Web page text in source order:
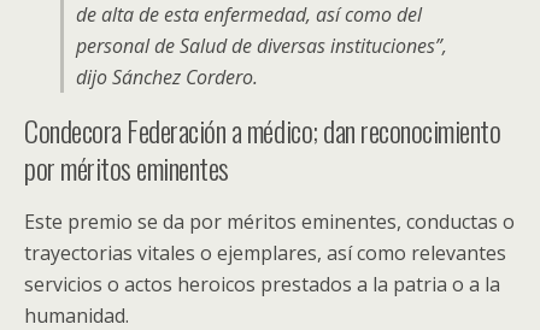
de alta de esta enfermedad, así como del
personal de Salud de diversas instituciones”,
dijo Sánchez Cordero.
Condecora Federación a médico; dan reconocimiento
por méritos eminentes
Este premio se da por méritos eminentes, conductas o
trayectorias vitales o ejemplares, así como relevantes
servicios o actos heroicos prestados a la patria o a la
humanidad.